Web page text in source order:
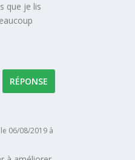
que je lis
RÉPONSE
le 06/08/2019 à